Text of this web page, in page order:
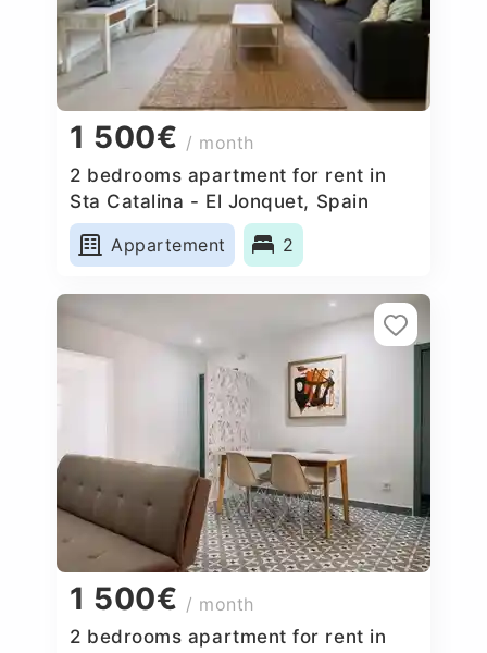
1 500€ / month
2 bedrooms apartment for rent in
Sta Catalina - El Jonquet, Spain
Appartement
2
1 500€ / month
2 bedrooms apartment for rent in